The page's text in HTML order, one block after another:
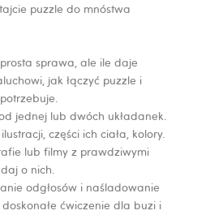
puzzle do mnóstwa
sprawa, ale ile daje
jak łączyć puzzle i
jednej lub dwóch układanek.
części ich ciała, kolory.
lub filmy z prawdziwymi
o nich.
odgłosów i naśladowanie
ćwiczenie dla buzi i